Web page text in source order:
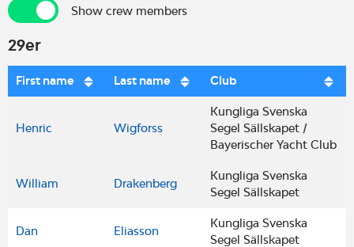
Show crew membersShow crew members
29er
First name Last name Club
Henric Wigforss
Kungliga Svenska
Segel Sällskapet /
Bayerischer Yacht Club
William Drakenberg
Kungliga Svenska
Segel Sällskapet
Dan Eliasson
Kungliga Svenska
Segel Sällskapet